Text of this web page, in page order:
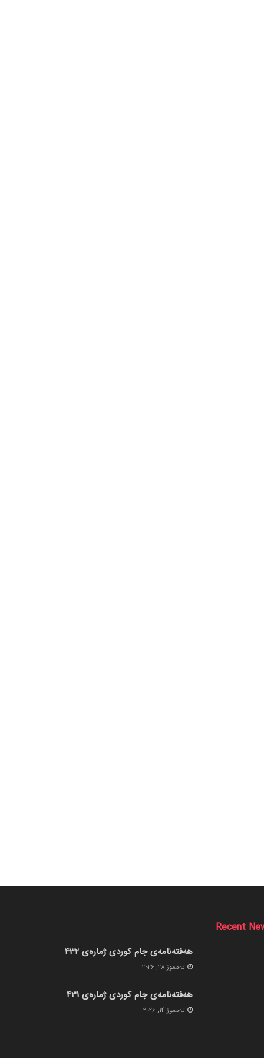
Recent
هەفتەنامەی جام کوردی ژمارەی 432
ته‌مموز 28, 2026
هەفتەنامەی جام کوردی ژمارەی 431
ته‌مموز 14, 2026